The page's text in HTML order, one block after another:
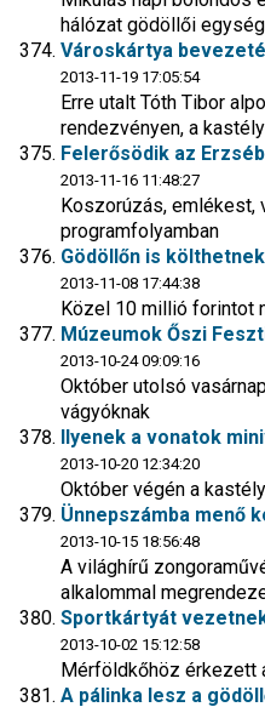
hálózat gödöllői
Városkártya
2013-11-19 17:05:54
Erre utalt Tóth Tibor
rendezvényen, a
Felerősödik az
2013-11-16 11:48:27
Koszorúzás, emlékest,
programfolyamban
Gödöllőn is
2013-11-08 17:44:38
Közel 10 millió forintot
Múzeumok Őszi
2013-10-24 09:09:16
Október utolsó
vágyóknak
Ilyenek a vonatok
2013-10-20 12:34:20
Október végén a
Ünnepszámba menő
2013-10-15 18:56:48
A világhírű
alkalommal
Sportkártyát
2013-10-02 15:12:58
Mérföldkőhöz érkezett
A pálinka lesz a